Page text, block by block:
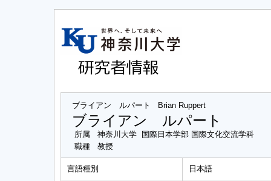
ブライアン ルパート Brian Ruppert
ブライアン ルパート
所属
神奈川大学 国際日本学部 国際文化交流学科
職種
教授
言語種別 日本語